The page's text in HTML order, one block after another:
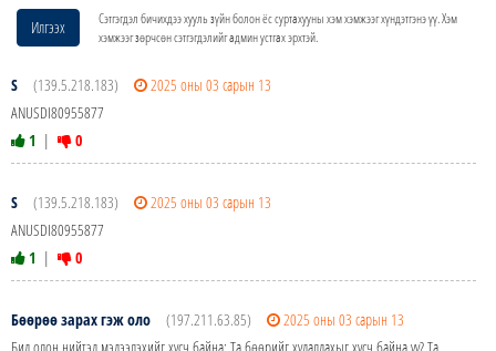
Илгээх
Сэтгэгдэл бичихдээ хууль зүйн болон ёс суртахууны хэм хэмжээг хүндэтгэнэ үү. Хэм
хэмжээг зөрчсөн сэтгэгдэлийг админ устгах эрхтэй.
S (139.5.218.183)
2025 оны 03 сарын 13
ANUSDI80955877
1 | 0
S (139.5.218.183)
2025 оны 03 сарын 13
ANUSDI80955877
1 | 0
Бөөрөө зарах гэж оло (197.211.63.85)
2025 оны 03 сарын 13